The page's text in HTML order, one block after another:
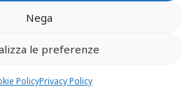
Nega
le preferenze
PolicyPrivacy Policy
perso
convenne
il marito